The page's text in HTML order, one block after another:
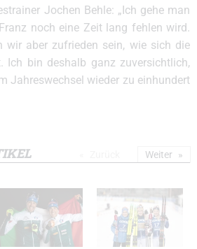
Jochen Behle: „Ich gehe man
noch eine Zeit lang fehlen wird.
wir aber zufrieden sein, wie sich die
Ich bin deshalb ganz zuversichtlich,
Jahreswechsel wieder zu einhundert
Weiter